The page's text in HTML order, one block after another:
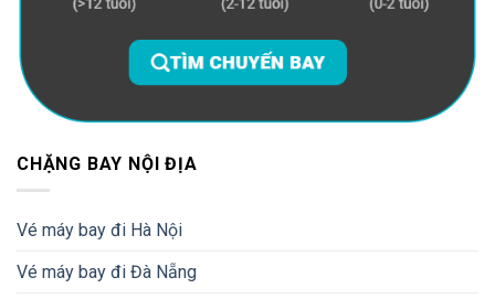
CHẶNG BAY NỘI ĐỊA
Vé máy bay đi Hà Nội
Vé máy bay đi Đà Nẵng